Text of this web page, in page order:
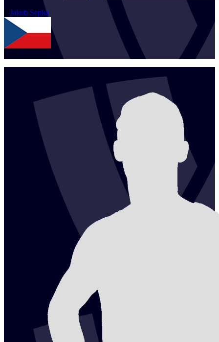
1 Jakub Sepka
CZE